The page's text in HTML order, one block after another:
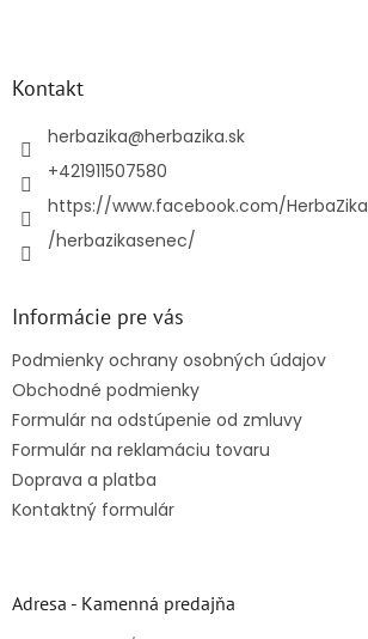
Kontakt
herbazika@herbazika.sk
+421911507580
https://www.facebook.com/HerbaZika
/herbazikasenec/
Informácie pre vás
Podmienky ochrany osobných údajov
Obchodné podmienky
Formulár na odstúpenie od zmluvy
Formulár na reklamáciu tovaru
Doprava a platba
Kontaktný formulár
Adresa - Kamenná predajňa